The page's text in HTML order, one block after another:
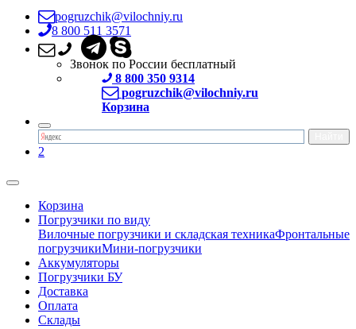
pogruzchik@vilochniy.ru
8 800 511 3571
Звонок по России бесплатный
8 800 350 9314
pogruzchik@vilochniy.ru
Корзина
2
Корзина
Погрузчики по виду
Вилочные погрузчики и складская техникаФронтальные
погрузчикиМини-погрузчики
Аккумуляторы
Погрузчики БУ
Доставка
Оплата
Склады